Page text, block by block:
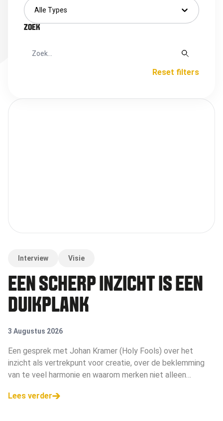
Interview Visie
EEN SCHERP INZICHT IS EEN
DUIKPLANK
3 Augustus 2026
Een gesprek met Johan Kramer (Holy Fools) over het
inzicht als vertrekpunt voor creatie, over de beklemming
van te veel harmonie en waarom merken niet alleen
Lees verder
Alle Types
ZOEK
Reset filters